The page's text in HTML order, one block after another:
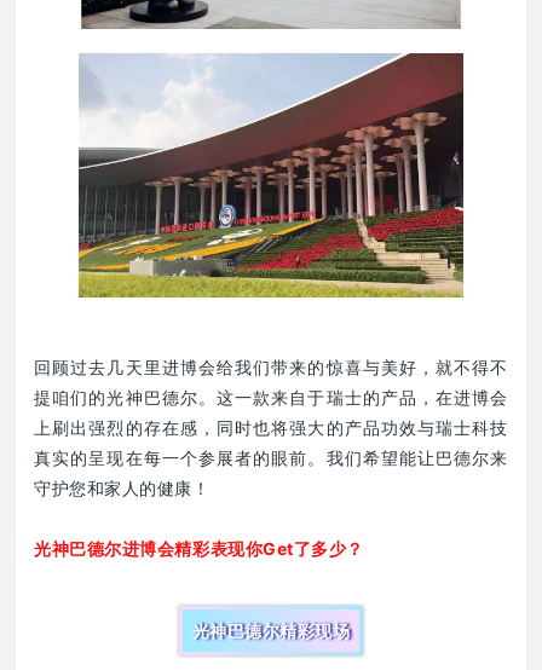
回顾过去几天里进博会给我们带来的惊喜与美好，就不得不
提咱们的光神巴德尔。这一款来自于瑞士的产品，在进博会
上刷出强烈的存在感，同时也将强大的产品功效与瑞士科技
真实的呈现在每一个参展者的眼前。我们希望能让巴德尔来
守护您和家人的健康！
光神巴德尔进博会精彩表现你Get了多少？
光神巴德尔精彩现场